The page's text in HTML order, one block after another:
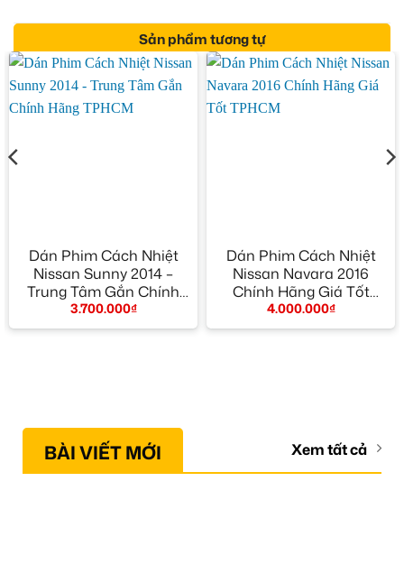
Sản phẩm tương tự
Dán Phim Cách Nhiệt
Nissan Sunny 2014 –
Trung Tâm Gắn Chính
Hãng TPHCM
3.700.000₫
Dán Phim Cách Nhiệt
Nissan Navara 2016
Chính Hãng Giá Tốt
TPHCM
4.000.000₫
BÀI VIẾT MỚI Xem tất cả